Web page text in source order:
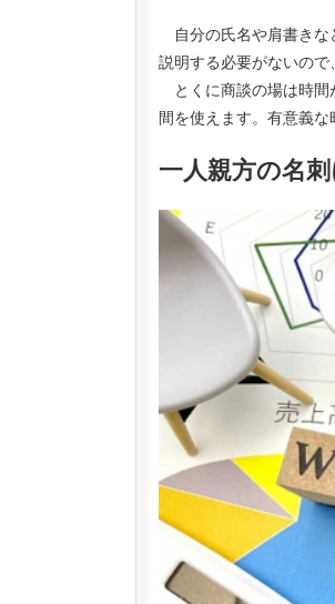
自分の氏名や肩書きな
説明する必要がないので
とくに商談の場は時間
間を使えます。有意義な
一人親方の名